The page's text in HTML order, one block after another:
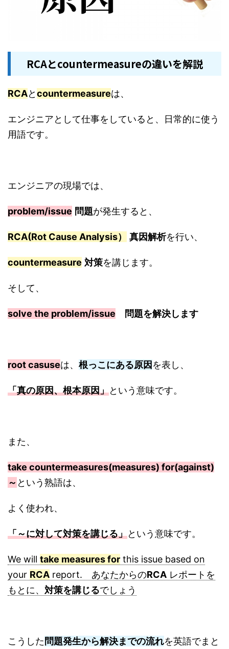
RCAとcountermeasureの違いを解説
RCAとcountermeasureは、
エンジニアとして仕事をしていると、日常的に使う
用語です。
エンジニアの現場では、
problem/issue 問題が発生すると、
RCA(Rot Cause Analysis） 真因解析を行い、
countermeasure 対策を講じます。
そして、
solve the problem/issue 問題を解決します
root casuseは、 根っこにある原因を表し、
「真の原因、根本原因」という意味です。
また、
take countermeasures(measures) for(against)
～ という熟語は、
よく使われ、
「～に対して対策を講じる」という意味です。
We will take measures for this issue based on
your RCA report. あなたからのRCA レポートを
もとに、 対策を講じるでしょう
こうした問題発生から解決までの流れを英語でまと